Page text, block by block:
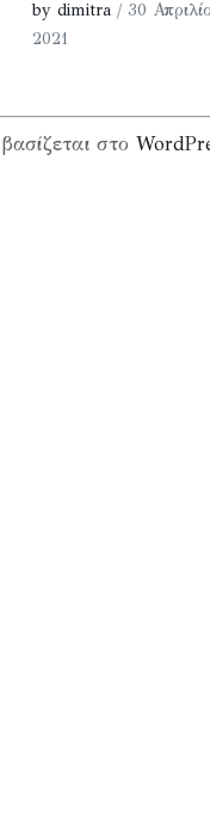
by dimitra / 30
2021
στο